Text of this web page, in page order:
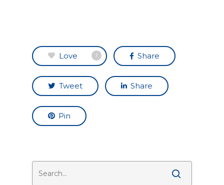
Love 1 Share
Tweet Share
Pin